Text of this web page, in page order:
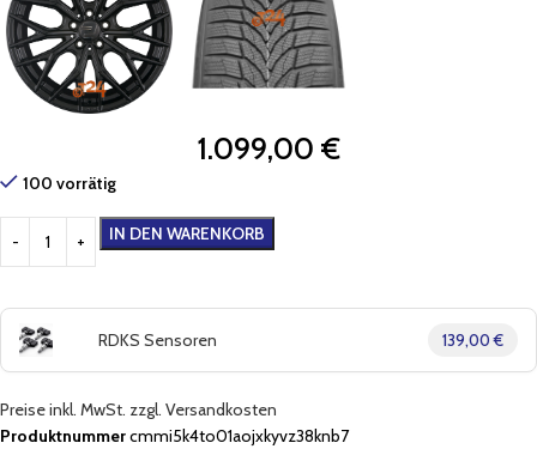
1.099,00 €
100 vorrätig
IN DEN WARENKORB
RDKS Sensoren 139,00 €
Preise inkl. MwSt. zzgl. Versandkosten
Produktnummercmmi5k4to01aojxkyvz38knb7